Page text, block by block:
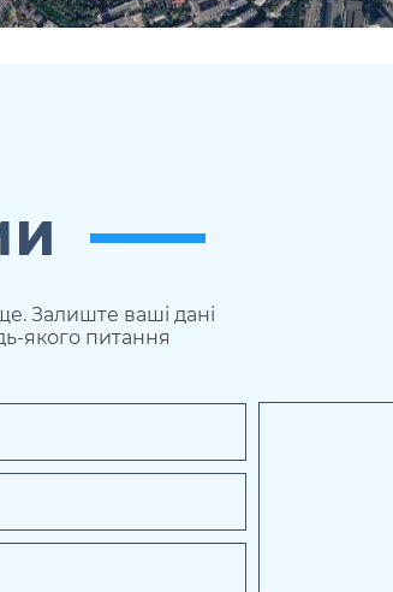
Залиште ваші дані
якого питання